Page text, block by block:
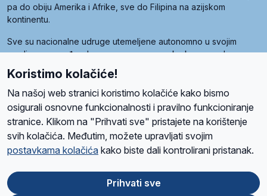
pa do obiju Amerika i Afrike, sve do Filipina na azijskom
kontinentu.
Sve su nacionalne udruge utemeljene autonomno u svojim
zemljama, a međusobna su povezane preko krovne udruge
pod nazivom Svjetska obitelj Radio Marije (World Family of
Radio Maria). Svjetsku obitelj utemeljilo je sedam članica, među
kojima je i hrvatska Udruga Radio Marija.
O namaRadio ProgramVolonteriPrijateljiKontaktPravila privatnosti
Ova stranica je zaštićena Google reCAPTCHA sustavom
Koristimo kolačiće!
Na našoj web stranici koristimo kolačiće kako bismo
osigurali osnovne funkcionalnosti i pravilno funkcioniranje
stranice. Klikom na "Prihvati sve" pristajete na korištenje
svih kolačića. Međutim, možete upravljati svojim
postavkama kolačića kako biste dali kontrolirani pristanak.
Prihvati sve